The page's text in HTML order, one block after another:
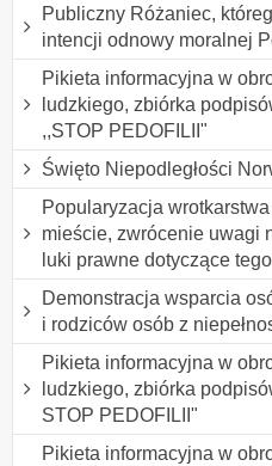
Publiczny Różaniec,
intencji odnowy moralnej
Pikieta informacyjna w
ludzkiego, zbiórka
,,STOP PEDOFILII"
Święto Niepodległości
Popularyzacja
mieście, zwrócenie uwagi
luki prawne dotyczące
Demonstracja wsparcia
i rodziców osób z
Pikieta informacyjna w
ludzkiego, zbiórka
STOP PEDOFILII"
Pikieta informacyjna w